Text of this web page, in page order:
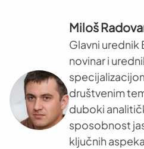
Miloš
Glavni urednik
novinar i
društvenim
duboki
sposobnost
ključnih